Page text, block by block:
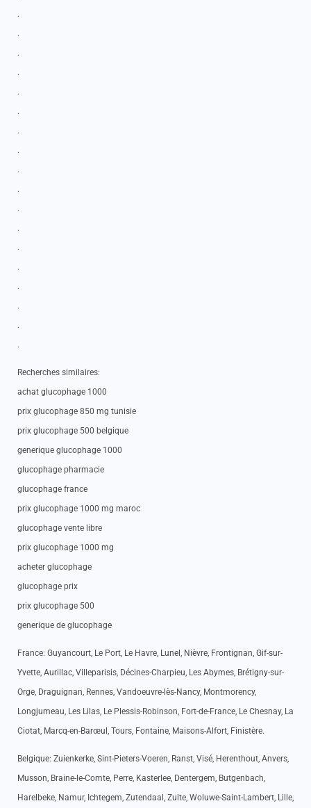
.
.
.
.
.
.
.
.
.
.
.
.
.
.
.
.
.
.
Recherches similaires:
achat glucophage 1000
prix glucophage 850 mg tunisie
prix glucophage 500 belgique
generique glucophage 1000
glucophage pharmacie
glucophage france
prix glucophage 1000 mg maroc
glucophage vente libre
prix glucophage 1000 mg
acheter glucophage
glucophage prix
prix glucophage 500
generique de glucophage
France: Guyancourt, Le Port, Le Havre, Lunel, Nièvre, Frontignan, Gif-sur-
Yvette, Aurillac, Villeparisis, Décines-Charpieu, Les Abymes, Brétigny-sur-
Orge, Draguignan, Rennes, Vandoeuvre-lès-Nancy, Montmorency,
Longjumeau, Les Lilas, Le Plessis-Robinson, Fort-de-France, Le Chesnay, La
Ciotat, Marcq-en-Barœul, Tours, Fontaine, Maisons-Alfort, Finistère.
Belgique: Zuienkerke, Sint-Pieters-Voeren, Ranst, Visé, Herenthout, Anvers,
Musson, Braine-le-Comte, Perre, Kasterlee, Dentergem, Butgenbach,
Harelbeke, Namur, Ichtegem, Zutendaal, Zulte, Woluwe-Saint-Lambert, Lille,